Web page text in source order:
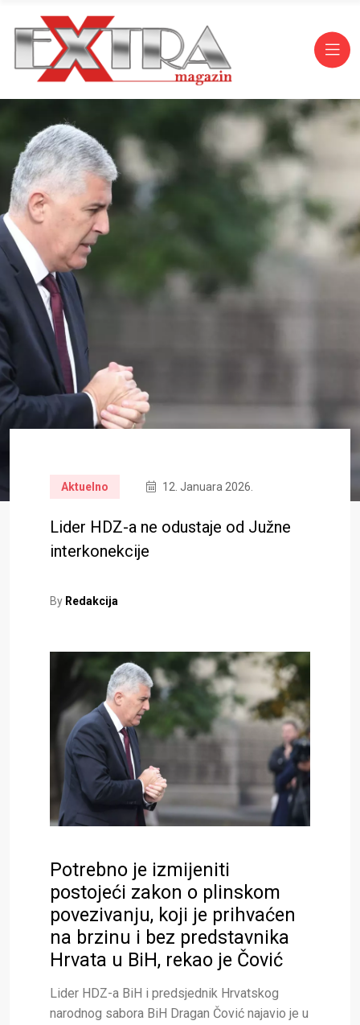
Aktuelno 12. Januara 2026.
Lider HDZ-a ne odustaje od Južne
interkonekcije
By Redakcija
Potrebno je izmijeniti
postojeći zakon o plinskom
povezivanju, koji je prihvaćen
na brzinu i bez predstavnika
Hrvata u BiH, rekao je Čović
Lider HDZ-a BiH i predsjednik Hrvatskog
narodnog sabora BiH Dragan Čović najavio je u